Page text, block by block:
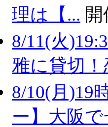
理は【...
8/11(火
雅に貸切！
8/10(月)19
ー】大阪で